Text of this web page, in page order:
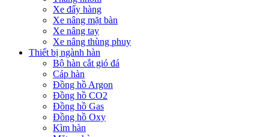
Xe đẩy hàng
Xe nâng mặt bàn
Xe nâng tay
Xe nâng thùng phuy
Thiết bị ngành hàn
Bộ hàn cắt gió đá
Cáp hàn
Đồng hồ Argon
Đồng hồ CO2
Đồng hồ Gas
Đồng hồ Oxy
Kìm hàn